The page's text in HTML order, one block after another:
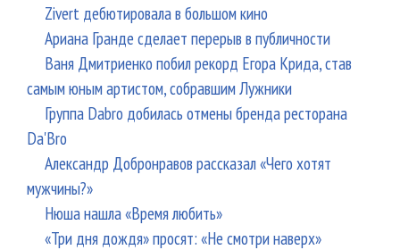
Zivert дебютировала в большом кино
Ариана Гранде сделает перерыв в публичности
Ваня Дмитриенко побил рекорд Егора Крида, став
самым юным артистом, собравшим Лужники
Группа Dabro добилась отмены бренда ресторана
Da'Bro
Александр Добронравов рассказал «Чего хотят
мужчины?»
Нюша нашла «Время любить»
«Три дня дождя» просят: «Не смотри наверх»